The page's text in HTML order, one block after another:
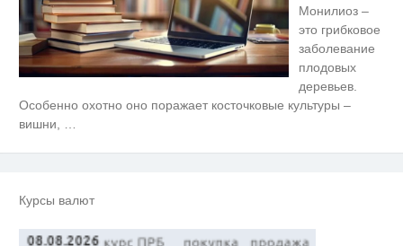
Монилиоз –
это грибковое
заболевание
плодовых
деревьев.
Особенно охотно оно поражает косточковые культуры –
вишни,
Курсы валют
не оставит равнодушным
i
Этот танец невесты оставит вас